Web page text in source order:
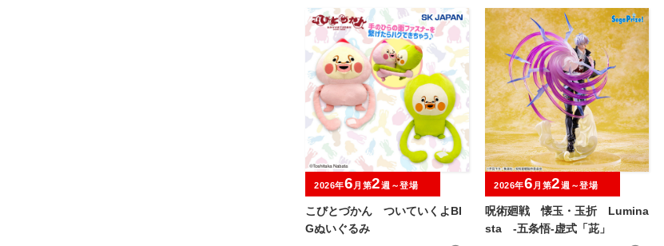
こびとづかん ついていくよBI
Gぬいぐるみ
2026年6 月第2週～登場
呪術廻戦 懐玉・玉折 Lumina
sta ‐五条悟‐虚式「茈」
2026年6 月第2週～登場